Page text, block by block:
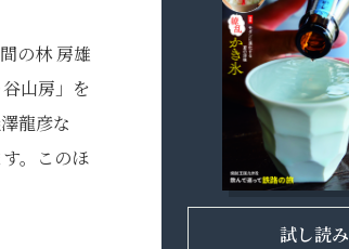
の林 房雄
山房」を
龍彦な
。このほ
試し読み